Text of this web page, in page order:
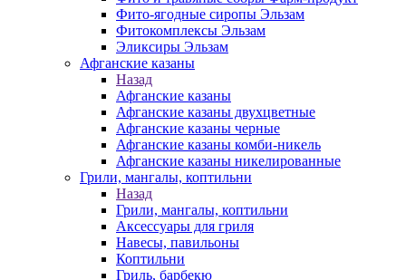
Фито-ягодные сиропы Эльзам
Фитокомплексы Эльзам
Эликсиры Эльзам
Афганские казаны
Назад
Афганские казаны
Афганские казаны двухцветные
Афганские казаны черные
Афганские казаны комби-никель
Афганские казаны никелированные
Грили, мангалы, коптильни
Назад
Грили, мангалы, коптильни
Аксессуары для гриля
Навесы, павильоны
Коптильни
Гриль, барбекю